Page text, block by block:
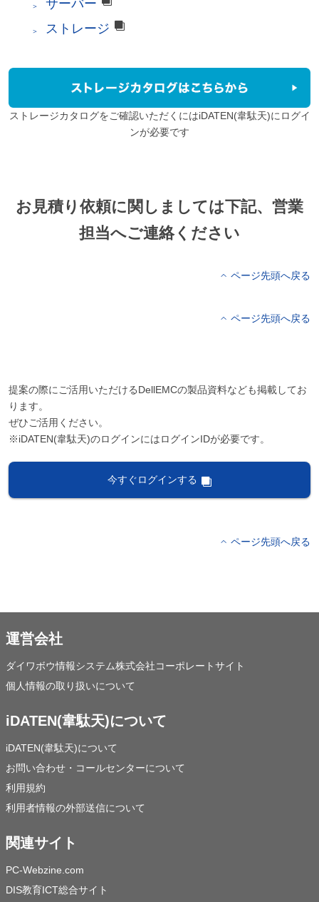
サーバー
ストレージ
ストレージカタログをご確認いただくにはiDATEN(韋駄天)にログイ
ンが必要です
お見積り依頼に関しましては下記、営業
担当へご連絡ください
ページ先頭へ戻る
ページ先頭へ戻る
提案の際にご活用いただけるDellEMCの製品資料なども掲載してお
ります。
ぜひご活用ください。
※iDATEN(韋駄天)のログインにはログインIDが必要です。
今すぐログインする
ページ先頭へ戻る
運営会社
ダイワボウ情報システム株式会社コーポレートサイト
個人情報の取り扱いについて
iDATEN(韋駄天)について
iDATEN(韋駄天)について
お問い合わせ・コールセンターについて
利用規約
利用者情報の外部送信について
関連サイト
PC-Webzine.com
DIS教育ICT総合サイト